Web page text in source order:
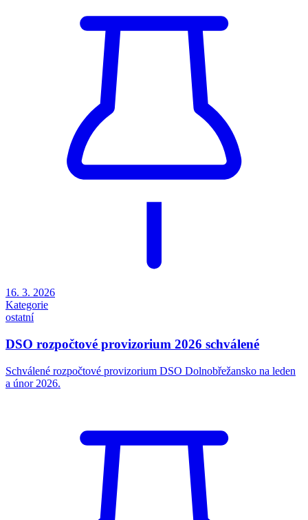
16. 3. 2026
Kategorie
ostatní
DSO rozpočtové provizorium 2026 schválené
Schválené rozpočtové provizorium DSO Dolnobřežansko na leden
a únor 2026.